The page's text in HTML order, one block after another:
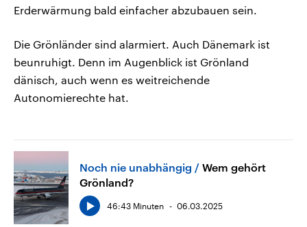
Erderwärmung bald einfacher abzubauen sein.
Die Grönländer sind alarmiert. Auch Dänemark ist
beunruhigt. Denn im Augenblick ist Grönland
dänisch, auch wenn es weitreichende
Autonomierechte hat.
Noch nie unabhängig
Wem gehört
Grönland?
46:43 Minuten 06.03.2025